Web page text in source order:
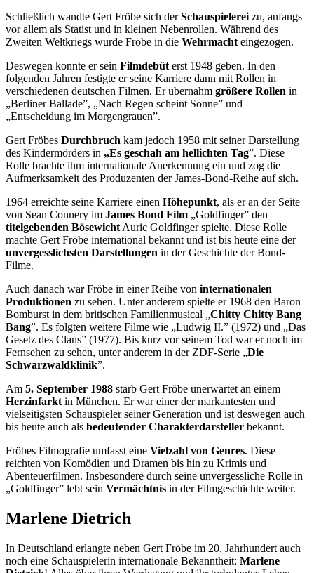
Schließlich wandte Gert Fröbe sich derSchauspielerei zu, anfangs
vor allem als Statist und in kleinen Nebenrollen. Während des
Zweiten Weltkriegs wurde Fröbe in die Wehrmacht eingezogen.
Deswegen konnte er sein Filmdebüt erst 1948 geben. In den
folgenden Jahren festigte er seine Karriere dann mit Rollen in
verschiedenen deutschen Filmen. Er übernahm größere Rollen in
„Berliner Ballade”, „Nach Regen scheint Sonne” und
„Entscheidung im Morgengrauen”.
Gert Fröbes Durchbruch kam jedoch 1958 mit seiner Darstellung
des Kindermörders in „Es geschah am hellichten Tag”. Diese
Rolle brachte ihm internationale Anerkennung ein und zog die
Aufmerksamkeit des Produzenten der James-Bond-Reihe auf sich.
1964 erreichte seine Karriere einen Höhepunkt, als er an der Seite
von Sean Connery im James Bond Film „Goldfinger” den
titelgebenden Bösewicht Auric Goldfinger spielte. Diese Rolle
machte Gert Fröbe international bekannt und ist bis heute eine der
unvergesslichsten Darstellungen in der Geschichte der Bond-
Filme.
Auch danach war Fröbe in einer Reihe von internationalen
Produktionen zu sehen. Unter anderem spielte er 1968 den Baron
Bomburst in dem britischen Familienmusical „Chitty Chitty Bang
Bang”. Es folgten weitere Filme wie „Ludwig II.” (1972) und „Das
Gesetz des Clans” (1977). Bis kurz vor seinem Tod war er noch im
Fernsehen zu sehen, unter anderem in der ZDF-Serie „Die
Schwarzwaldklinik”.
Am 5. September 1988 starb Gert Fröbe unerwartet an einem
Herzinfarkt in München. Er war einer der markantesten und
vielseitigsten Schauspieler seiner Generation und ist deswegen auch
bis heute auch als bedeutender Charakterdarsteller bekannt.
Fröbes Filmografie umfasst eine Vielzahl von Genres. Diese
reichten von Komödien und Dramen bis hin zu Krimis und
Abenteuerfilmen. Insbesondere durch seine unvergessliche Rolle in
„Goldfinger” lebt sein Vermächtnis in der Filmgeschichte weiter.
Marlene Dietrich
In Deutschland erlangte neben Gert Fröbe im 20. Jahrhundert auch
noch eine Schauspielerin internationale Bekanntheit: Marlene